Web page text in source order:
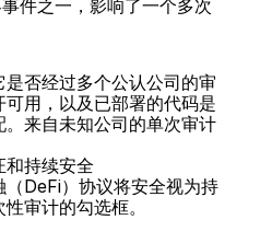
件之一，影响了一个多次
否经过多个公认公司的审
用，以及已部署的代码是
来自未知公司的单次审计
和持续安全
DeFi）协议将安全视为持
审计的勾选框。